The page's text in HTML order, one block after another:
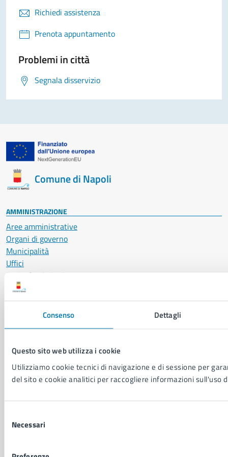
Consenso Dettagli
Questo sito web utilizza i cookie
Utilizziamo cookie tecnici di navigazione e di sessione per
del sito e cookie analitici per raccogliere informazioni sull'uso
delNecessari
Richiedi assistenza
Prenota appuntamento
Problemi in città
Segnala disservizio
Comune di Napoli
AMMINISTRAZIONE
Aree amministrative
Organi di governo
Municipalità
Uffici
Enti e fondazioni
Politici
Documenti e dati
Ambiente
Anagrafe e stato civile
Documenti e certificati